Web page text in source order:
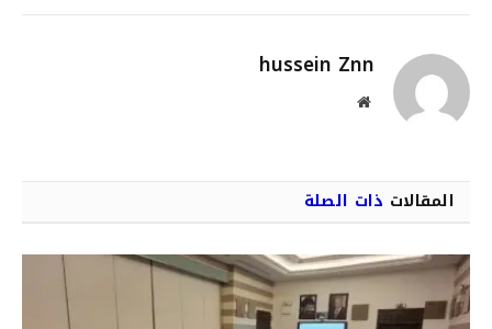
hussein Znn
موقع
المقالات ذات الصلة